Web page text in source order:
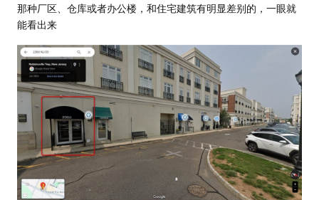
那种厂区、仓库或者办公楼，和住宅建筑有明显差别的，一眼就
能看出来